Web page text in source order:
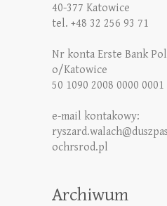
40-377 Katowice
tel. +48 32 256 93 71
Nr konta Erste Bank
o/Katowice
50 1090 2008 0000 0001
e-mail kontakowy:
ochrsrod.pl
Archiwum